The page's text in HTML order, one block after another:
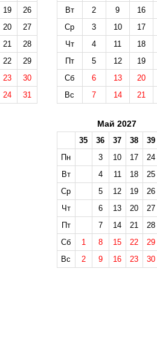
19
26
20
27
21
28
22
29
23
30
24 31
Вт
2 9
16
Ср
3 10
17
Чт
4 11
18
Пт
5 12
19
Сб
6 13
20
Вс
7 14 21
Май 2027
35 36 37 38
39
Пн
3 10 17
24
Вт
4 11 18
25
Ср
5 12 19
26
Чт
6 13 20
27
Пт
7 14 21
28
Сб
1 8 15 22
29
Вс
2 9 16 23 30